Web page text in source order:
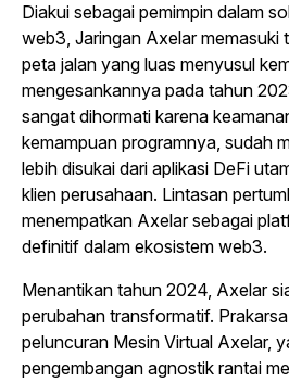
Diakui sebagai pemimpin dalam
web3, Jaringan Axelar memasuki
peta jalan yang luas menyusul
mengesankannya pada tahun
sangat dihormati karena
kemampuan programnya, sudah
lebih disukai dari aplikasi DeFi
klien perusahaan. Lintasan
menempatkan Axelar sebagai
definitif dalam ekosistem web3.
Menantikan tahun 2024, Axelar
perubahan transformatif.
peluncuran Mesin Virtual Axelar,
pengembangan agnostik rantai